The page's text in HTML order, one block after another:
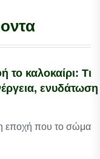
το καλοκαίρι: Τι
ενυδάτωση
η εποχή που το σώμα